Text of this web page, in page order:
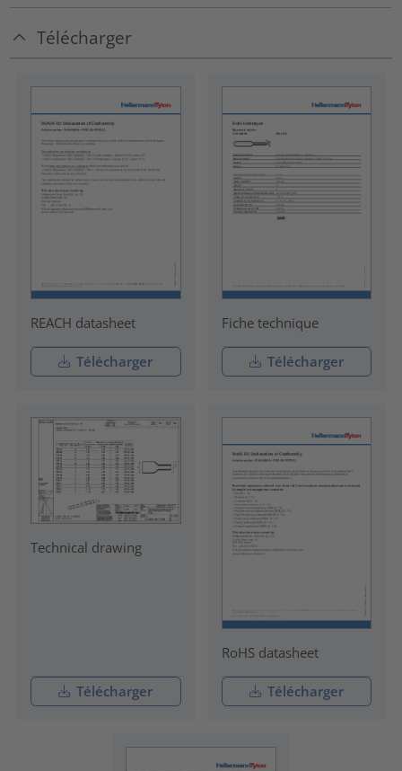
Télécharger
REACH datasheet
Télécharger
Fiche technique
Télécharger
Technical drawing
Télécharger
RoHS datasheet
Télécharger